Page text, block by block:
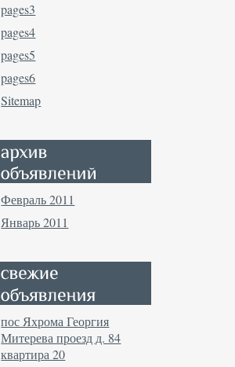
pages3
pages4
pages5
pages6
Sitemap
Февраль 2011
Январь 2011
пос Яхрома Георгия
Митерева проезд д. 84
квартира 20